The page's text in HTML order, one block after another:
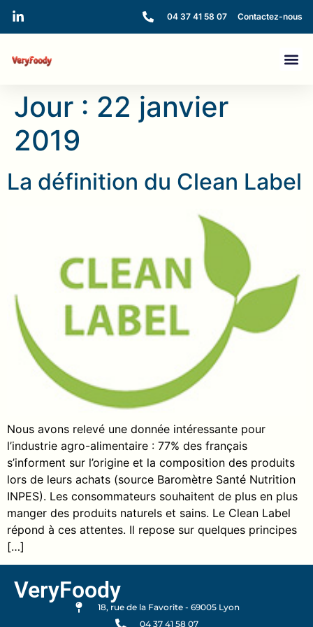
04 37 41 58 07 Contactez-nous
Jour : 22 janvier
2019
La définition du Clean Label
Nous avons relevé une donnée intéressante pour
l’industrie agro-alimentaire : 77% des français
s’informent sur l’origine et la composition des produits
lors de leurs achats (source Baromètre Santé Nutrition
INPES). Les consommateurs souhaitent de plus en plus
manger des produits naturels et sains. Le Clean Label
répond à ces attentes. Il repose sur quelques principes
[…]
VeryFoody
18, rue de la Favorite - 69005 Lyon
04 37 41 58 07